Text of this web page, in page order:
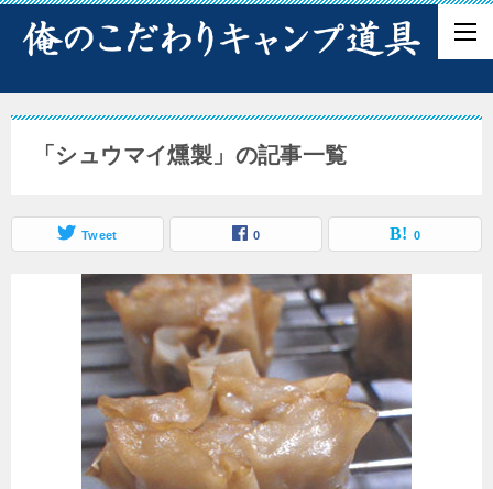
「シュウマイ燻製」の記事一覧
Tweet 0 0